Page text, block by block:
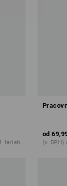
farieb
od
(v. DPH)